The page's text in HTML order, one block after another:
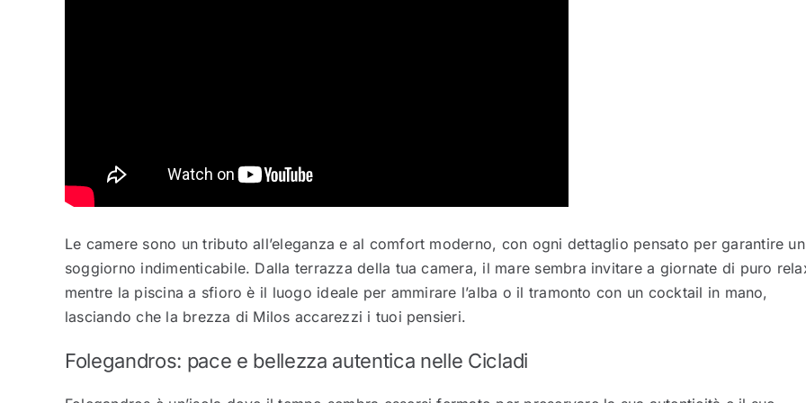
Le camere sono un tributo all’eleganza e al comfort moderno, con ogni dettaglio pensato per garantire un
soggiorno indimenticabile. Dalla terrazza della tua camera, il mare sembra invitare a giornate di puro
mentre la piscina a sfioro è il luogo ideale per ammirare l’alba o il tramonto con un cocktail in mano,
lasciando che la brezza di Milos accarezzi i tuoi pensieri.
Folegandros: pace e bellezza autentica nelle Cicladi